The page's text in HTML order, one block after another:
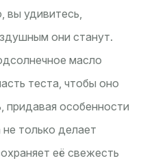
вы удивитесь,
они станут.
масло
теста, чтобы оно
придавая особенности
только делает
её свежесть